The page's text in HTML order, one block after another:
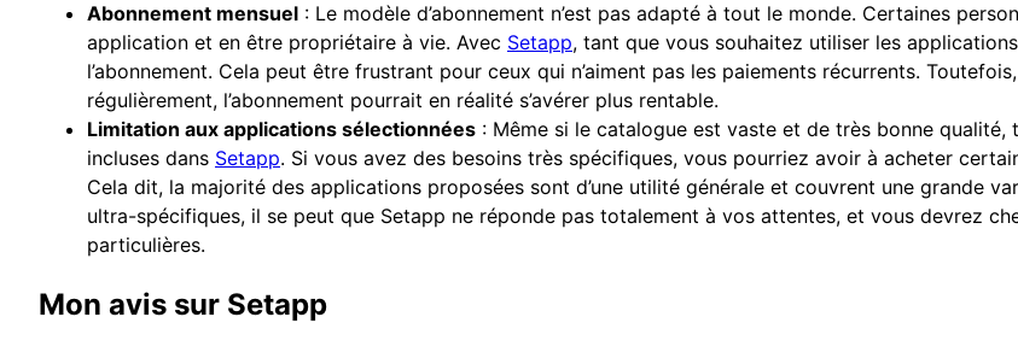
Abonnement mensuel : Le modèle d’abonnement n’est pas adapté à tout le monde. Certaines
application et en être propriétaire à vie. Avec Setapp, tant que vous souhaitez utiliser les
l’abonnement. Cela peut être frustrant pour ceux qui n’aiment pas les paiements récurrents.
régulièrement, l’abonnement pourrait en réalité s’avérer plus rentable.
Limitation aux applications sélectionnées : Même si le catalogue est vaste et de très bonne
incluses dans Setapp. Si vous avez des besoins très spécifiques, vous pourriez avoir à acheter
Cela dit, la majorité des applications proposées sont d’une utilité générale et couvrent une grande
ultra-spécifiques, il se peut que Setapp ne réponde pas totalement à vos attentes, et vous devrez
particulières.
Mon avis sur Setapp